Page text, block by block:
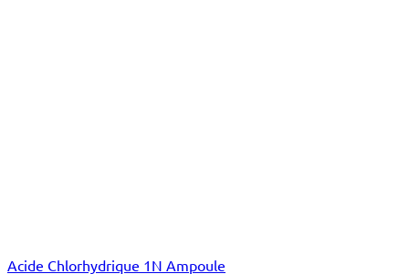
Acide Chlorhydrique 1N Ampoule